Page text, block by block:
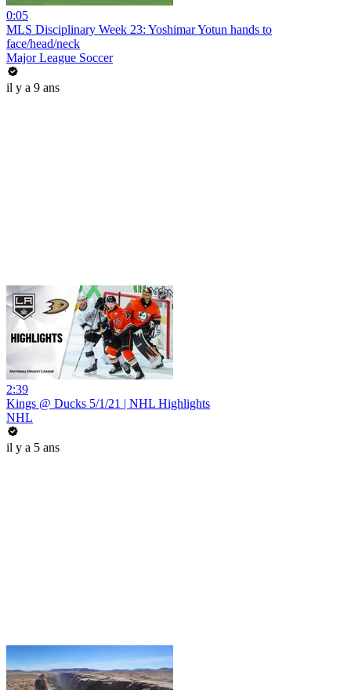
0:05
MLS Disciplinary Week 23: Yoshimar Yotun hands to
face/head/neck
Major League Soccer
il y a 9 ans
2:39
Kings @ Ducks 5/1/21 | NHL Highlights
NHL
il y a 5 ans